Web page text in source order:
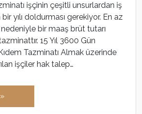
işçinin çeşitli unsurlardan iş
yılı doldurması gerekiyor. En az
nedeniyle bir maaş brüt tutarı
15 Yıl 3600 Gün
Tazminatı Almak üzerinde
işçiler hak talep…